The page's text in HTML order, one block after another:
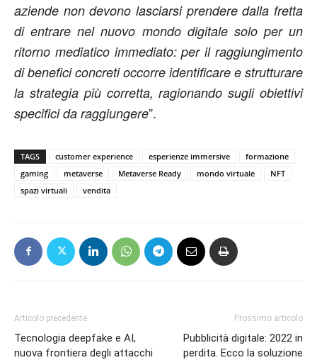
aziende non devono lasciarsi prendere dalla fretta
di entrare nel nuovo mondo digitale solo per un
ritorno mediatico immediato: per il raggiungimento
di benefici concreti occorre identificare e strutturare
la strategia più corretta, ragionando sugli obiettivi
specifici da raggiungere”.
TAGS customer experience esperienze immersive
formazione
gaming
metaverse Metaverse Ready mondo virtuale
NFT
spazi virtuali
vendita
Articolo precedente
Tecnologia deepfake e AI,
nuova frontiera degli attacchi
Prossimo articolo
Pubblicità digitale: 2022 in
perdita. Ecco la soluzione